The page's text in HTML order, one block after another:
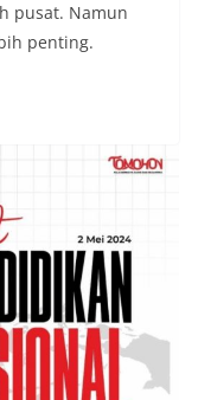
pusat. Namun
penting.